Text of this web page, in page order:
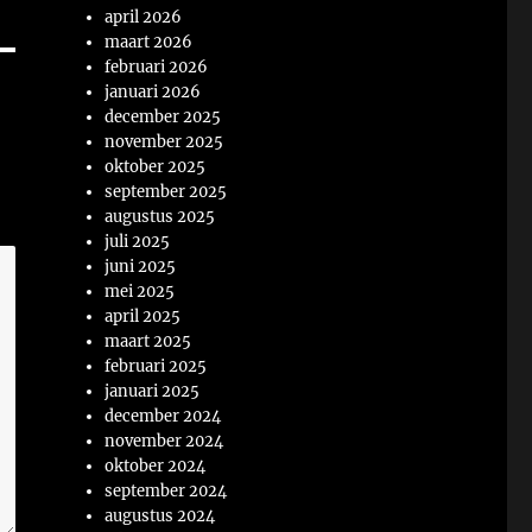
april 2026
maart 2026
februari 2026
januari 2026
december 2025
november 2025
oktober 2025
september 2025
augustus 2025
juli 2025
juni 2025
mei 2025
april 2025
maart 2025
februari 2025
januari 2025
december 2024
november 2024
oktober 2024
september 2024
augustus 2024